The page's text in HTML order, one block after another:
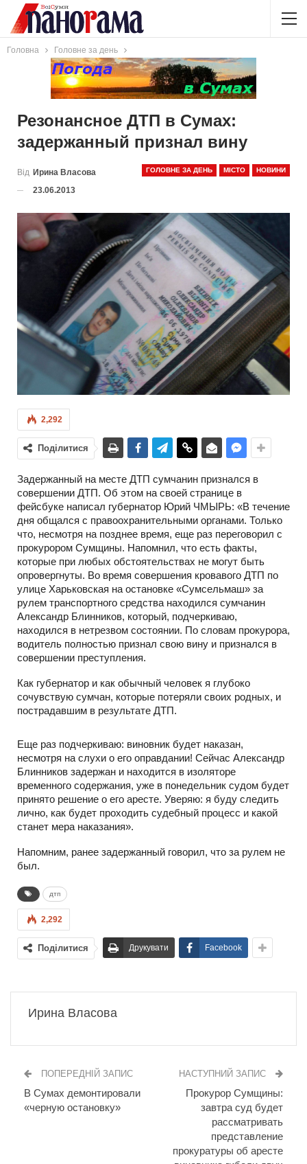
Головна Головне за день
Резонансное ДТП в Сумах:
задержанный признал вину
ГОЛОВНЕ ЗА ДЕНЬ МІСТО НОВИНИ
Від Ирина Власова
23.06.2013
2,292
Поділитися
Задержанный на месте ДТП сумчанин признался в
совершении ДТП. Об этом на своей странице в
фейсбуке написал губернатор Юрий ЧМЫРЬ: «В течение
дня общался с правоохранительными органами. Только
что, несмотря на позднее время, еще раз переговорил с
прокурором Сумщины. Напомнил, что есть факты,
которые при любых обстоятельствах не могут быть
опровергнуты. Во время совершения кровавого ДТП по
улице Харьковская на остановке «Сумсельмаш» за
рулем транспортного средства находился сумчанин
Александр Блинников, который, подчеркиваю,
находился в нетрезвом состоянии. По словам прокурора,
водитель полностью признал свою вину и признался в
совершении преступления.
Как губернатор и как обычный человек я глубоко
сочувствую сумчан, которые потеряли своих родных, и
пострадавшим в результате ДТП.
Еще раз подчеркиваю: виновник будет наказан,
несмотря на слухи о его оправдании! Сейчас Александр
Блинников задержан и находится в изоляторе
временного содержания, уже в понедельник судом будет
принято решение о его аресте. Уверяю: я буду следить
лично, как будет проходить судебный процесс и какой
станет мера наказания».
Напомним, ранее задержанный говорил, что за рулем не
был.
дтп
2,292
Поділитися Друкувати Facebook
Ирина Власова
ПОПЕРЕДНІЙ ЗАПИС
В Сумах демонтировали
«черную остановку»
НАСТУПНИЙ ЗАПИС
Прокурор Сумщины:
завтра суд будет
рассматривать
представление
прокуратуры об аресте